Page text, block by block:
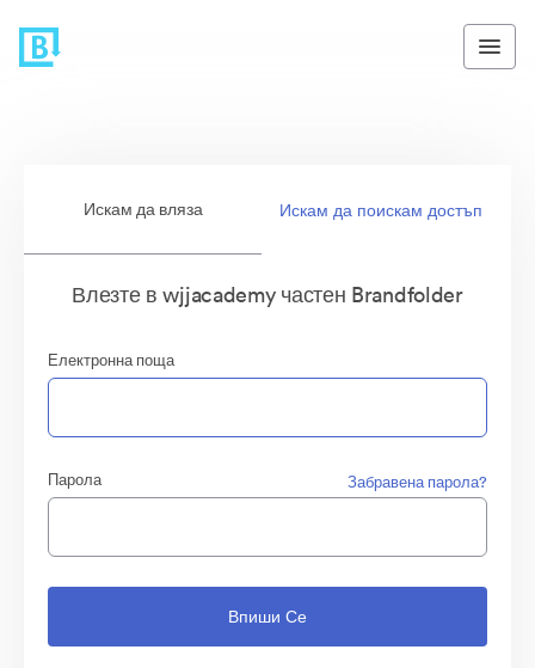
Искам да вляза Искам да поискам достъп
Влезте в wjjacademy частен Brandfolder
Електронна поща
Парола Забравена парола?